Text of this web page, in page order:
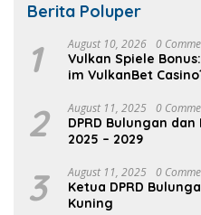
Berita Poluper
1 August 10, 2026 0
Vulkan Spiele
im VulkanBet
2 August 11, 2025 0
DPRD Bulungan dan
2025 – 2029
3 August 11, 2025 0
Ketua DPRD
Kuning